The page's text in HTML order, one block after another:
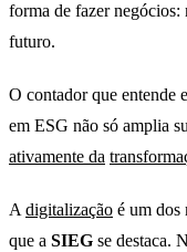
forma de fazer negócios:
futuro.
O contador que entende
em ESG não só amplia
ativamente da
A digitalização é um dos
que a SIEG se destaca.